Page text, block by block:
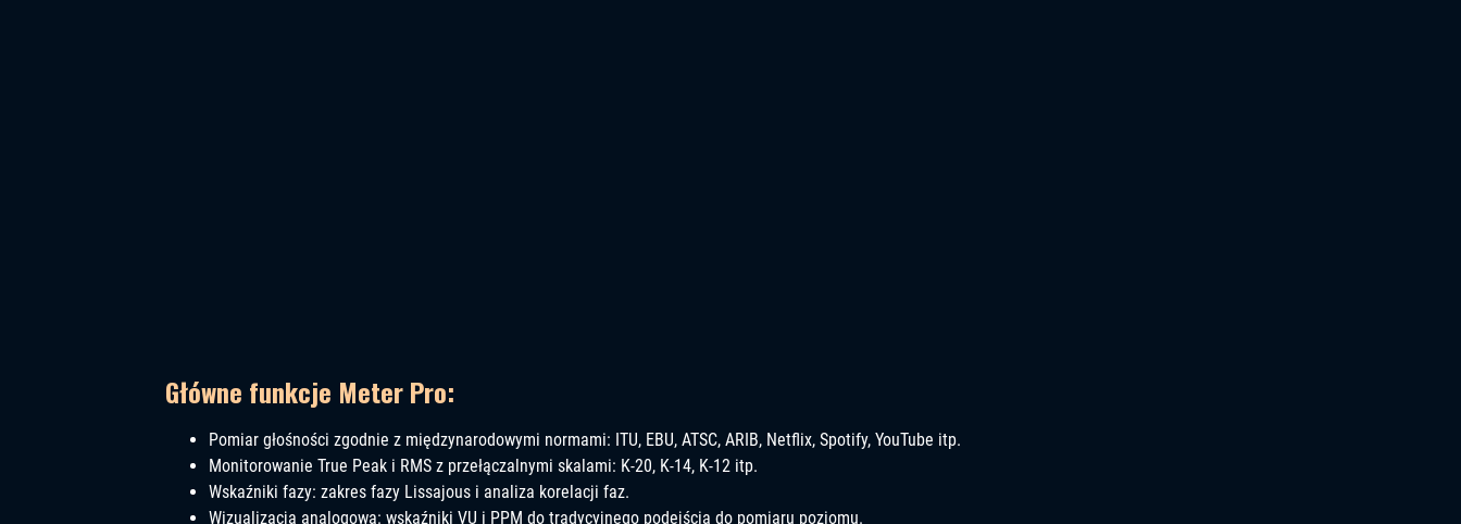
Główne funkcje Meter Pro:
Pomiar głośności zgodnie z międzynarodowymi normami: ITU, EBU, ATSC, ARIB, Netflix, Spotify, YouTube itp.
Monitorowanie True Peak i RMS z przełączalnymi skalami: K-20, K-14, K-12 itp.
Wskaźniki fazy: zakres fazy Lissajous i analiza korelacji faz.
Wizualizacja analogowa: wskaźniki VU i PPM do tradycyjnego podejścia do pomiaru poziomu.